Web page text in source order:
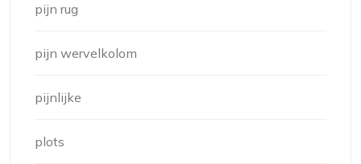
pijn rug
pijn wervelkolom
pijnlijke
plots